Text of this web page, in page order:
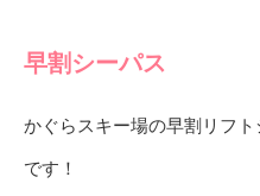
早割シーパス
かぐらスキー場の早割リフ
です！